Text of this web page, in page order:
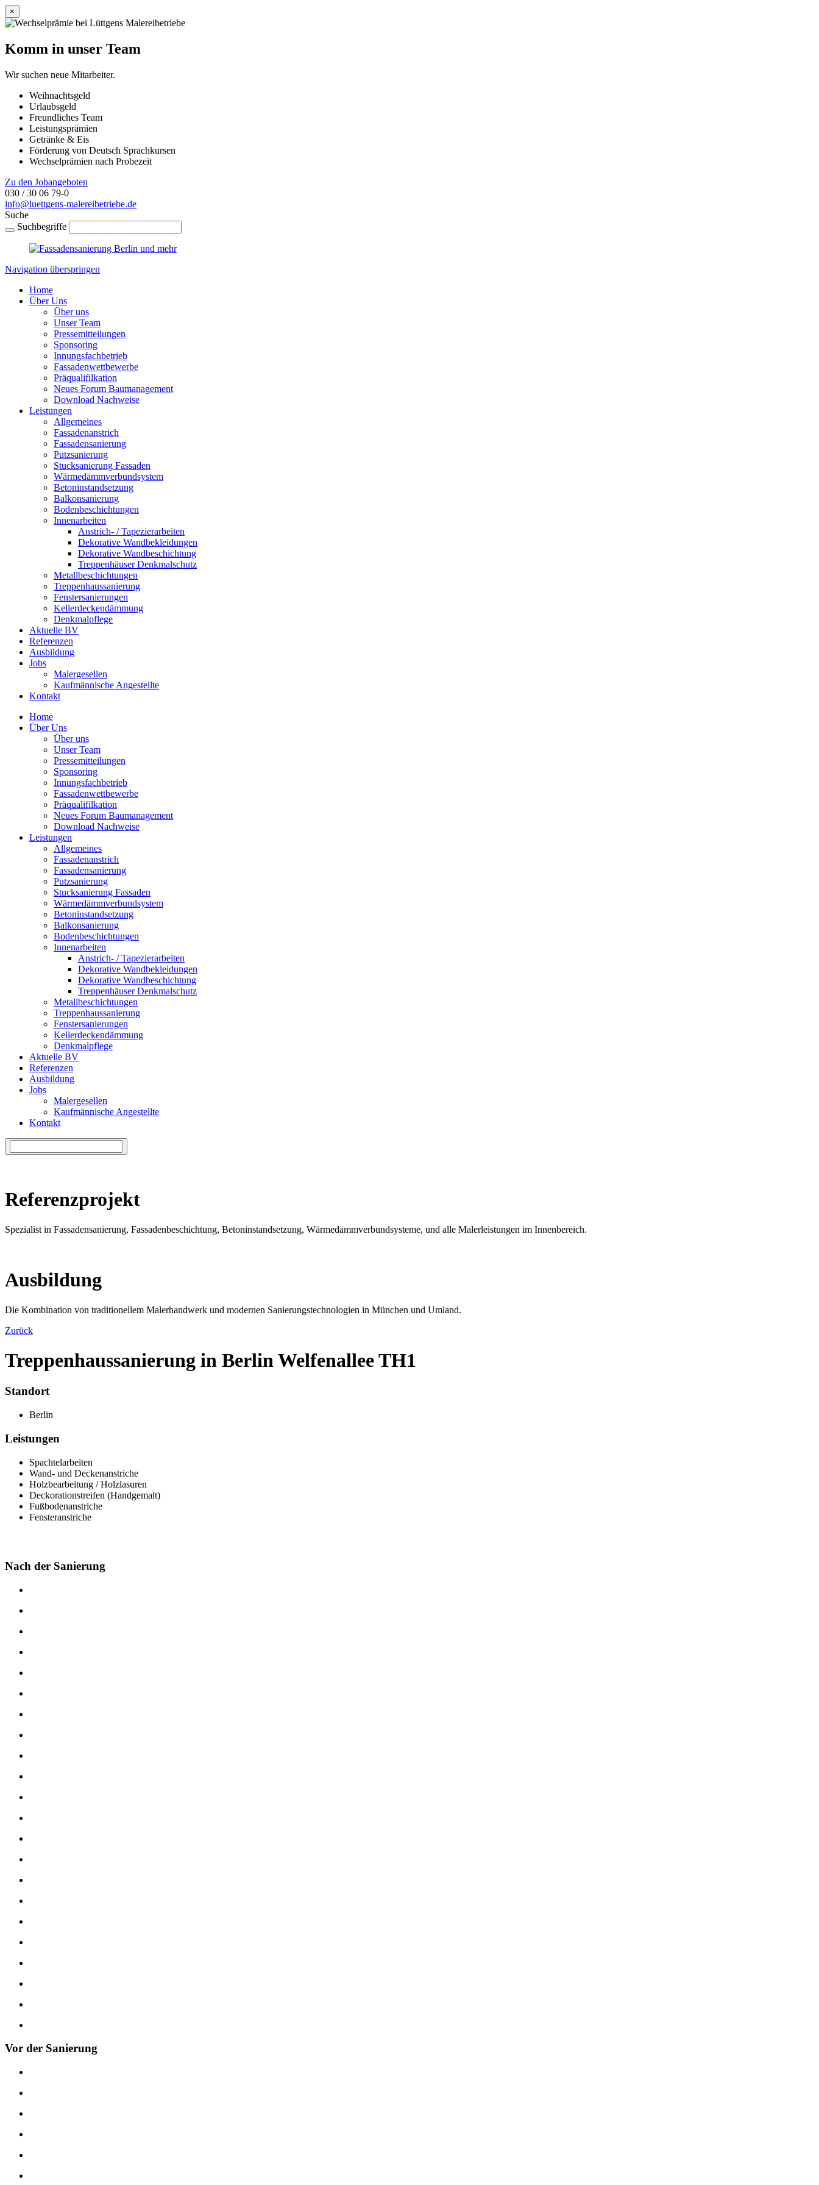
×
Komm in unser Team
Wir suchen neue Mitarbeiter.
Weihnachtsgeld
Urlaubsgeld
Freundliches Team
Leistungsprämien
Getränke & Eis
Förderung von Deutsch Sprachkursen
Wechselprämien nach Probezeit
Zu den Jobangeboten
030 / 30 06 79-0
info@luettgens-malereibetriebe.de
Suche
Suchbegriffe
Navigation überspringen
Home
Über Uns
Über uns
Unser Team
Pressemitteilungen
Sponsoring
Innungsfachbetrieb
Fassadenwettbewerbe
Präqualifilkation
Neues Forum Baumanagement
Download Nachweise
Leistungen
Allgemeines
Fassadenanstrich
Fassadensanierung
Putzsanierung
Stucksanierung Fassaden
Wärmedämmverbundsystem
Betoninstandsetzung
Balkonsanierung
Bodenbeschichtungen
Innenarbeiten
Anstrich- / Tapezierarbeiten
Dekorative Wandbekleidungen
Dekorative Wandbeschichtung
Treppenhäuser Denkmalschutz
Metallbeschichtungen
Treppenhaussanierung
Fenstersanierungen
Kellerdeckendämmung
Denkmalpflege
Aktuelle BV
Referenzen
Ausbildung
Jobs
Malergesellen
Kaufmännische Angestellte
Kontakt
Home
Über Uns
Über uns
Unser Team
Pressemitteilungen
Sponsoring
Innungsfachbetrieb
Fassadenwettbewerbe
Präqualifilkation
Neues Forum Baumanagement
Download Nachweise
Leistungen
Allgemeines
Fassadenanstrich
Fassadensanierung
Putzsanierung
Stucksanierung Fassaden
Wärmedämmverbundsystem
Betoninstandsetzung
Balkonsanierung
Bodenbeschichtungen
Innenarbeiten
Anstrich- / Tapezierarbeiten
Dekorative Wandbekleidungen
Dekorative Wandbeschichtung
Treppenhäuser Denkmalschutz
Metallbeschichtungen
Treppenhaussanierung
Fenstersanierungen
Kellerdeckendämmung
Denkmalpflege
Aktuelle BV
Referenzen
Ausbildung
Jobs
Malergesellen
Kaufmännische Angestellte
Kontakt
Referenzprojekt
Spezialist in Fassadensanierung, Fassadenbeschichtung, Betoninstandsetzung, Wärmedämmverbundsysteme, und alle Malerleistungen im Innenbereich.
Ausbildung
Die Kombination von traditionellem Malerhandwerk und modernen Sanierungstechnologien in München und Umland.
Zurück
Treppenhaussanierung in Berlin Welfenallee TH1
Standort
Berlin
Leistungen
Spachtelarbeiten
Wand- und Deckenanstriche
Holzbearbeitung / Holzlasuren
Deckorationstreifen (Handgemalt)
Fußbodenanstriche
Fensteranstriche
Nach der Sanierung
Vor der Sanierung